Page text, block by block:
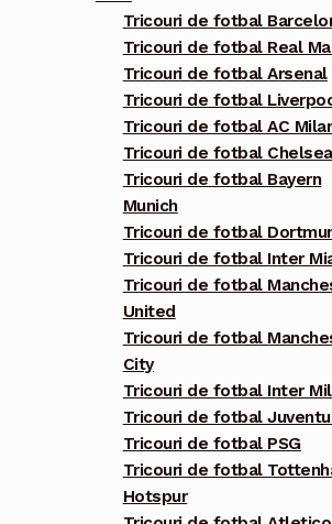
Tricouri de fotbal
Tricouri de fotbal Real
Tricouri de fotbal Arsenal
Tricouri de fotbal
Tricouri de fotbal AC
Tricouri de fotbal Chelsea
Tricouri de fotbal Bayern
Munich
Tricouri de fotbal
Tricouri de fotbal Inter
Tricouri de fotbal
United
Tricouri de fotbal
City
Tricouri de fotbal Inter
Tricouri de fotbal
Tricouri de fotbal PSG
Tricouri de fotbal
Hotspur